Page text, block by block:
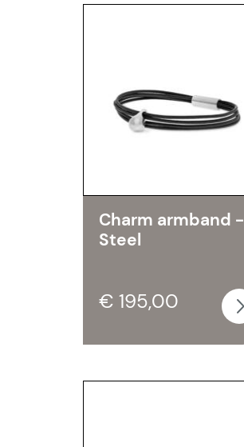
Charm armband -
Steel
€ 195,00